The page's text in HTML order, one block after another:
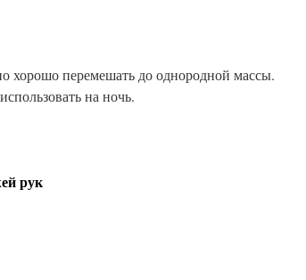
хорошо перемешать до однородной массы.
на ночь.
рук